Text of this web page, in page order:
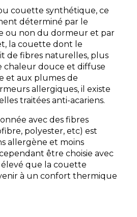
couette synthétique, ce
déterminé par le
ou non du dormeur et par
la couette dont le
de fibres naturelles, plus
chaleur douce et diffuse
et aux plumes de
allergiques, il existe
traitées anti-acariens.
avec des fibres
polyester, etc) est
allergène et moins
être choisie avec
que la couette
à un confort thermique